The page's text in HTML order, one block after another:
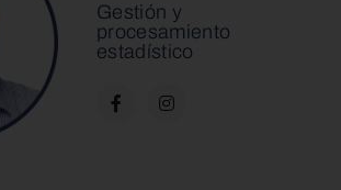
Gestión y
procesamiento
estadístico